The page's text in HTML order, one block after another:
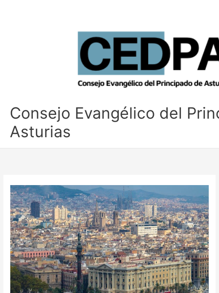
Consejo Evangélico del
Asturias